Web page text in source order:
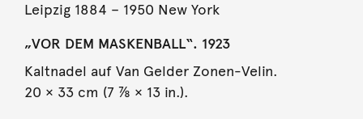
Leipzig 1884 – 1950 New York
„VOR DEM MASKENBALL“. 1923
Kaltnadel auf Van Gelder Zonen-Velin.
20 × 33 cm (7 ⅞ × 13 in.).